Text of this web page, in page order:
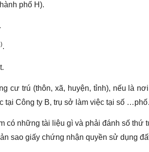
phố H).
.
.
cư trú (thôn, xã, huyện, tỉnh), nếu là
tại Công ty B, trụ sở làm việc tại số
có những tài liệu gì và phải đánh số thứ
sao giấy chứng nhận quyền sử dụng